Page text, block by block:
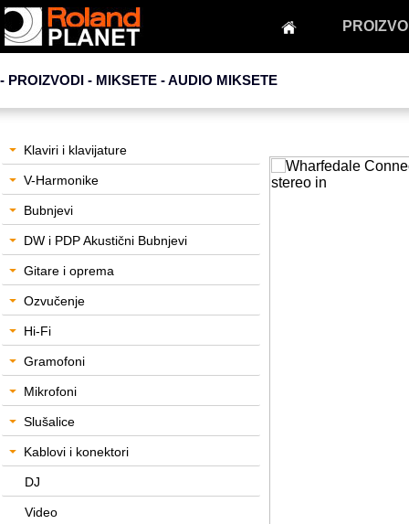
- PROIZVODI - MIKSETE -AUDIO MIKSETE
Klaviri i klavijature
V-Harmonike
Bubnjevi
DW i PDP Akustični Bubnjevi
Gitare i oprema
Ozvučenje
Hi-Fi
Gramofoni
Mikrofoni
Slušalice
Kablovi i konektori
DJ
Video